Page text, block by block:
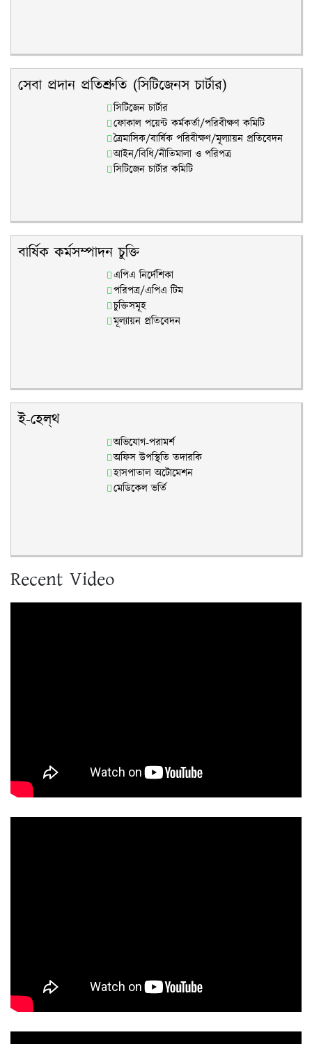
সেবা প্রদান প্রতিশ্রুতি (সিটিজেনস চার্টার)
সিটিজেন চার্টার
ফোকাল পয়েন্ট কর্মকর্তা/পরিবীক্ষণ কমিটি
ত্রৈমাসিক/বার্ষিক পরিবীক্ষণ/মূল্যায়ন প্রতিবেদন
আইন/বিধি/নীতিমালা ও পরিপত্র
সিটিজেন চার্টার কমিটি
বার্ষিক কর্মসম্পাদন চুক্তি
এপিএ নির্দেশিকা
পরিপত্র/এপিএ টিম
চুক্তিসমূহ
মূল্যায়ন প্রতিবেদন
ই-হেল্‌থ
অভিযোগ-পরামর্শ
অফিস উপস্থিতি তদারকি
হাসপাতাল অটোমেশন
মেডিকেল ভর্তি
Recent Video